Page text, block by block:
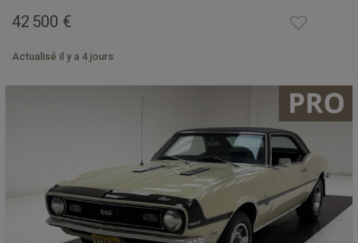
42 500 €
Actualisé il y a 4 jours